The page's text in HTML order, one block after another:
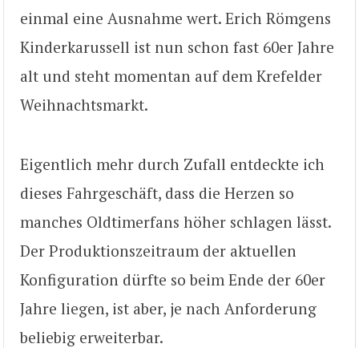
einmal eine Ausnahme wert. Erich Römgens
Kinderkarussell ist nun schon fast 60er Jahre
alt und steht momentan auf dem Krefelder
Weihnachtsmarkt.
Eigentlich mehr durch Zufall entdeckte ich
dieses Fahrgeschäft, dass die Herzen so
manches Oldtimerfans höher schlagen lässt.
Der Produktionszeitraum der aktuellen
Konfiguration dürfte so beim Ende der 60er
Jahre liegen, ist aber, je nach Anforderung
beliebig erweiterbar.